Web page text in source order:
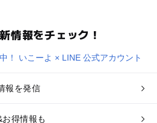
情報をチェック！
報を発信
得情報も